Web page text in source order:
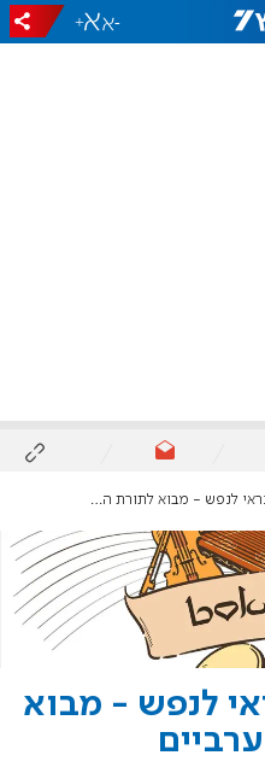
-
+
- מבוא לתורת הסולמות הערביים
לנפש - מבוא